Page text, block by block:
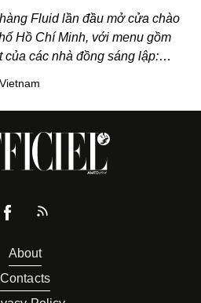
Fluid lần đầu mở cửa chào
Hồ Chí Minh, với menu gồm
của các nhà đồng sáng lập:
Âu nhanh chóng được yêu thích
thoải mái và cả khả năng
khách.
About
Contacts